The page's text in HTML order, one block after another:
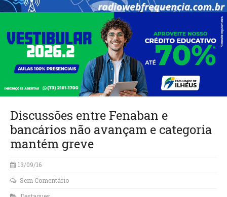
Discussões entre Fenaban e
bancários não avançam e categoria
mantém greve
13/09/16
Sem Comentário